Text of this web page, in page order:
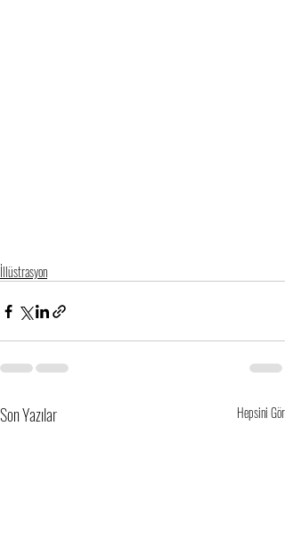
İllüstrasyon
Son Yazılar Hepsini Gör